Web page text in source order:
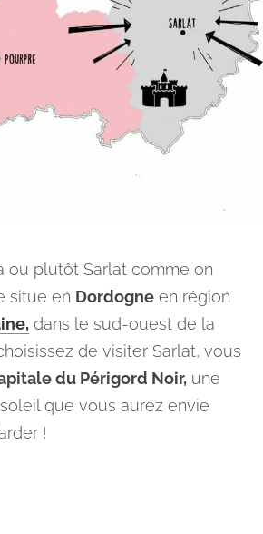
ou plutôt Sarlat comme on
situe en Dordogne en région
dans le sud-ouest de la
de visiter Sarlat, vous
du Périgord Noir, une
que vous aurez envie
!